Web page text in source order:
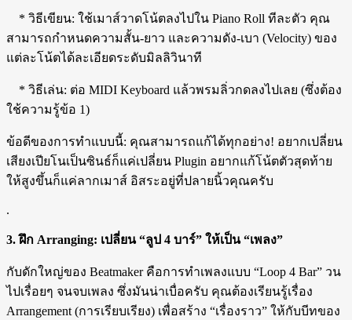
* วิธีเขียน: ใช้เมาส์วาดโน้ตลงไปใน Piano Roll ทีละตัว คุณ
สามารถกำหนดความสั้น-ยาว และความดัง-เบา (Velocity) ของ
แต่ละโน้ตได้ละเอียดระดับมิลลิวินาที
* วิธีเล่น: ต่อ MIDI Keyboard แล้วพรมลิ่วกดลงไปเลย (ซึ่งต้อง
ใช้ความรู้ข้อ 1)
ข้อดีของการทำแบบนี้: คุณสามารถแก้ได้ทุกอย่าง! อยากเปลี่ยน
เสียงเปียโนเป็นซินธ์ก็แค่เปลี่ยน Plugin อยากแก้โน้ตตัวสุดท้าย
ให้สูงขึ้นก็แค่ลากเมาส์ อิสระอยู่ที่ปลายนิ้วคุณครับ
.
3. ฝึก Arranging: เปลี่ยน “ลูป 4 บาร์” ให้เป็น “เพลง”
กับดักใหญ่ของ Beatmaker คือการทำเพลงแบบ “Loop 4 Bar” วน
ไปเรื่อยๆ จนจบเพลง ซึ่งมันน่าเบื่อครับ คุณต้องเรียนรู้เรื่อง
Arrangement (การเรียบเรียง) เพื่อสร้าง “เรื่องราว” ให้กับบีทของ